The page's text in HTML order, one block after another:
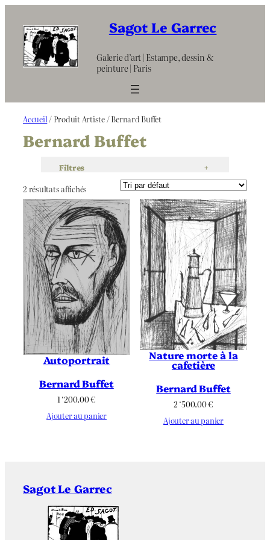
contenu
Sagot Le Garrec
Galerie d’art | Estampe, dessin &
peinture | Paris
Accueil / Produit Artiste / Bernard Buffet
Bernard Buffet
Filtres +
2 résultats affichés
Autoportrait
Bernard Buffet
1 ‘200.00€
Ajouter au panier
Nature morte à la
cafetière
Bernard Buffet
2 ‘500.00€
Ajouter au panier
Sagot Le Garrec